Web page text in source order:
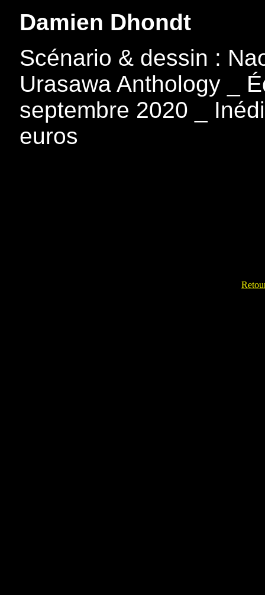
Damien Dhondt
Scénario & dessin :
Urasawa Anthology _
septembre 2020 _
euros